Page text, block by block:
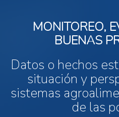
MONITOREO,
BUENAS
Datos o hechos
situación y
sistemas
de las